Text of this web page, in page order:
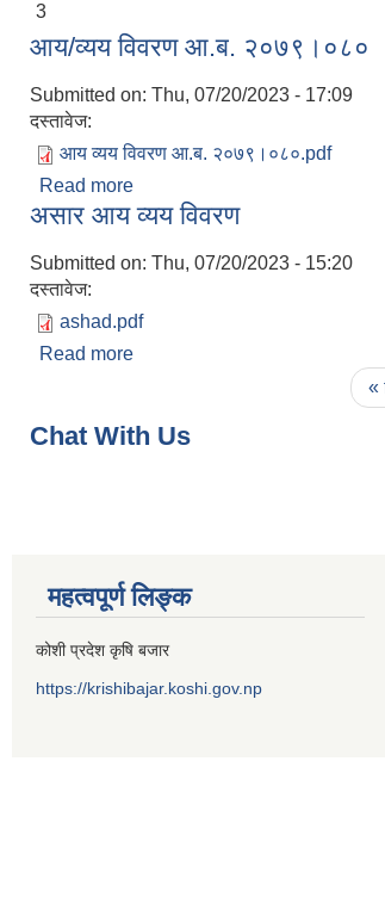
3
आय/व्यय विवरण आ.ब. २०७९।०८०
Submitted on: Thu, 07/20/2023 - 17:09
दस्तावेज:
आय व्यय विवरण आ.ब. २०७९।०८०.pdf
Read more
असार आय व्यय विवरण
Submitted on: Thu, 07/20/2023 - 15:20
दस्तावेज:
ashad.pdf
Read more
«
Chat With Us
महत्वपूर्ण लिङ्क
कोशी प्रदेश कृषि बजार
https://krishibajar.koshi.gov.np